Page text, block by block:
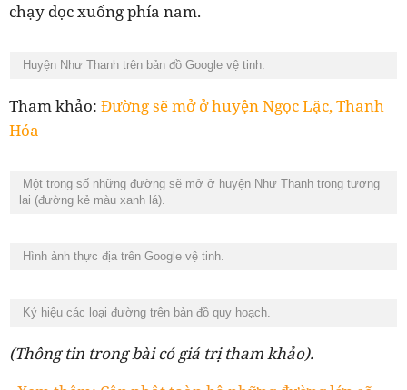
chạy dọc xuống phía nam.
Huyện Như Thanh trên bản đồ Google vệ tinh.
Tham khảo: Đường sẽ mở ở huyện Ngọc Lặc, Thanh
Hóa
Một trong số những đường sẽ mở ở huyện Như Thanh trong tương
lai (đường kẻ màu xanh lá).
Hình ảnh thực địa trên Google vệ tinh.
Ký hiệu các loại đường trên bản đồ quy hoạch.
(Thông tin trong bài có giá trị tham khảo).